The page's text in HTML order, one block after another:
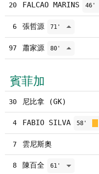
20 FALCAO MARINS 46'
6 張哲源 71'
97 蕭家源 80'
賓菲加
30 尼比拿 (GK)
4 FABIO SILVA 58'
7 雲尼斯奧
8 陳百全 61'